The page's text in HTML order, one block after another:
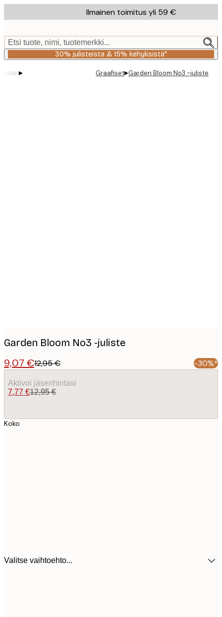
to
content.
Ilmainen toimitus yli 59 €
Etsi tuote, nimi, tuotemerkki...
30% julisteista & 15% kehyksistä*
▸ Graafiset▸Garden Bloom No3 -juliste
Garden Bloom No3 -juliste
9,07 €12,95 € -30%*
Aktivoi jäsenhintasi
7,77 €12,95 €
Koko
Valitse vaihtoehto...